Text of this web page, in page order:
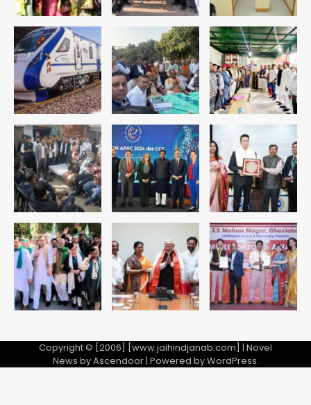
4
5
रोहित चौधरी गैंग का कुख्यात बदमाश राजस्थान
से गिरफ्तार
Team JHJ
1
पुरा महादेव से बेटियों के स्वास्थ्य और सुरक्षा का
संदेश
Team JHJ
2
अब पहला स्थान हासिल करना लक्ष्य: डीएम
Team JHJ
फरार आरोपी
Team JHJ
Copyright © [2006] [www.jaihindjanab.com] | Novel
News byAscendoor| Powered byWordPress.